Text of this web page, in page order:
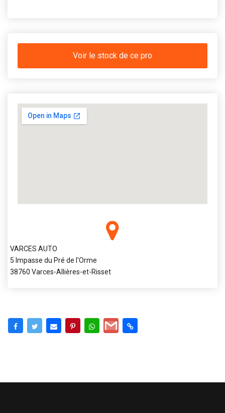
Voir le stock de ce pro
VARCES AUTO
5 Impasse du Pré de l'Orme
38760 Varces-Allières-et-Risset